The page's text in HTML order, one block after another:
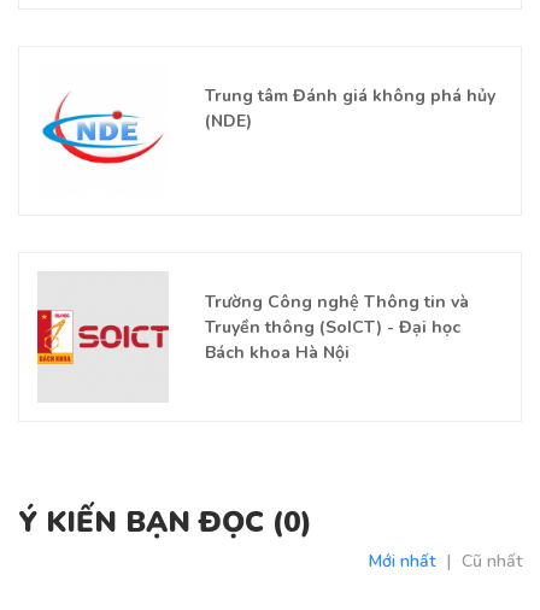
Trung tâm Đánh giá không phá hủy
(NDE)
Trường Công nghệ Thông tin và
Truyền thông (SoICT) - Đại học
Bách khoa Hà Nội
Ý KIẾN BẠN ĐỌC (0)
Mới nhất | Cũ nhất